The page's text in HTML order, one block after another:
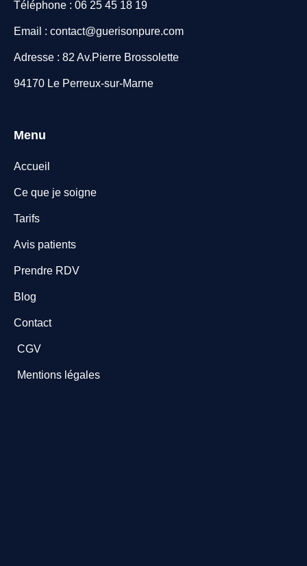
Téléphone : 06 25 45 18 19
Email : contact@guerisonpure.com
Adresse : 82 Av.Pierre Brossolette
94170 Le Perreux-sur-Marne
Menu
Accueil
Ce que je soigne
Tarifs
Avis patients
Prendre RDV
Blog
Contact
CGV
Mentions légales